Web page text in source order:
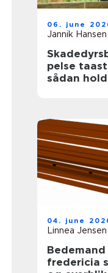
06. june
Jannik Hansen
pelse
sådan
04. june
Linnea Jensen
Bedemand
fredericia støtte